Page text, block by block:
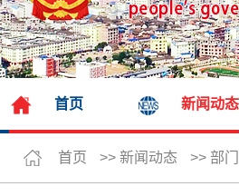
首页 新闻动态
首页 >> 新闻动态 >> 部